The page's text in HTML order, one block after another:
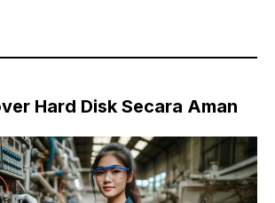
Hard Disk Secara Aman